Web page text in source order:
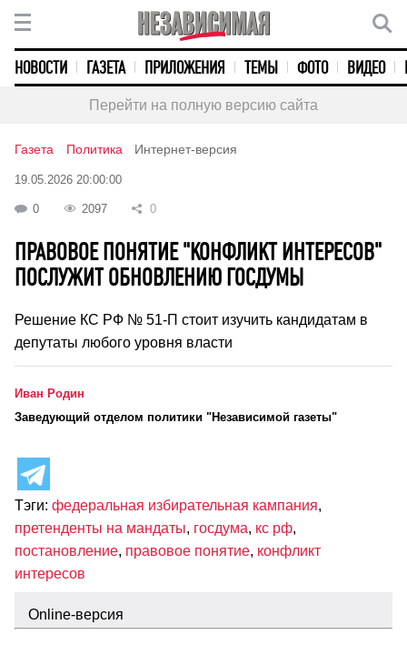
НОВОСТИ ГАЗЕТА ПРИЛОЖЕНИЯ ТЕМЫ ФОТО ВИДЕО
Перейти на полную версию сайта
Газета Политика Интернет-версия
19.05.2026 20:00:00
0 2097 0
ПРАВОВОЕ ПОНЯТИЕ "КОНФЛИКТ ИНТЕРЕСОВ"
ПОСЛУЖИТ ОБНОВЛЕНИЮ ГОСДУМЫ
Решение КС РФ № 51-П стоит изучить кандидатам в
депутаты любого уровня власти
Иван Родин
Заведующий отделом политики "Независимой газеты"
Тэги: федеральная избирательная кампания,
претенденты на мандаты, госдума, кс рф,
постановление, правовое понятие, конфликт
интересов
Оnline-версия